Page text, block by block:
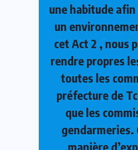
une habitude
un
cet Act 2 , nous
rendre propres
toutes les
préfecture de
que les
gendarmeries.
manière